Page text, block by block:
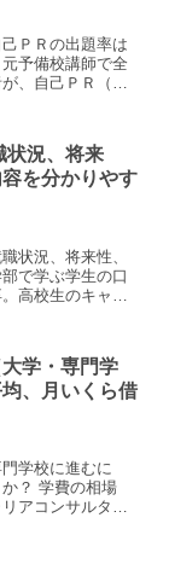
ＰＲの出題率は
予備校講師で全
、自己ＰＲ（自
状況、将来
を分かりやす
状況、将来性、
で学ぶ学生の口
高校生のキャリ
大学・専門学
、月いくら借
学校に進むに
？ 学費の相場
アコンサルタン